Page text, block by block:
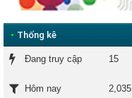
• Thống kê
Đang truy cập 15
Hôm nay 2,035